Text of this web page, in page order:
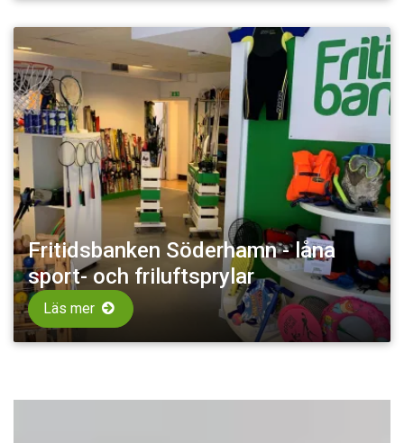
Fritidsbanken Söderhamn - låna
sport- och friluftsprylar
Läs mer